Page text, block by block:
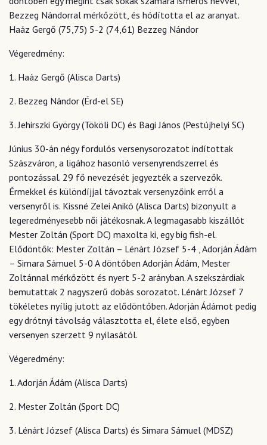
Bezzeg Nándorral mérkőzött, és hódította el az aranyat.
Haáz Gergő (75,75) 5-2 (74,61) Bezzeg Nándor
Végeredmény:
1. Haáz Gergő (Alisca Darts)
2. Bezzeg Nándor (Érd-el SE)
3. Jehirszki György (Tököli DC) és Bagi János (Pestújhelyi SC)
Június 30-án négy fordulós versenysorozatot indítottak
Szászváron, a ligához hasonló versenyrendszerrel és
pontozással. 29 fő nevezését jegyezték a szervezők.
Érmekkel és különdíjjal távoztak versenyzőink erről a
versenyről is. Kissné Zelei Anikó (Alisca Darts) bizonyult a
legeredményesebb női játékosnak. A legmagasabb kiszállót
Mester Zoltán (Sport DC) maxolta ki, egy big fish-el.
Elődöntők: Mester Zoltán – Lénárt József 5-4 , Adorján Ádám
– Simara Sámuel 5-0 A döntőben Adorján Ádám, Mester
Zoltánnal mérkőzött és nyert 5-2 arányban. A szekszárdiak
bemutattak 2 nagyszerű dobás sorozatot. Lénárt József 7
tökéletes nyílig jutott az elődöntőben. Adorján Ádámot pedig
egy drótnyi távolság választotta el, élete első, egyben
versenyen szerzett 9 nyilasától.
Végeredmény:
1. Adorján Ádám (Alisca Darts)
2. Mester Zoltán (Sport DC)
3. Lénárt József (Alisca Darts) és Simara Sámuel (MDSZ)